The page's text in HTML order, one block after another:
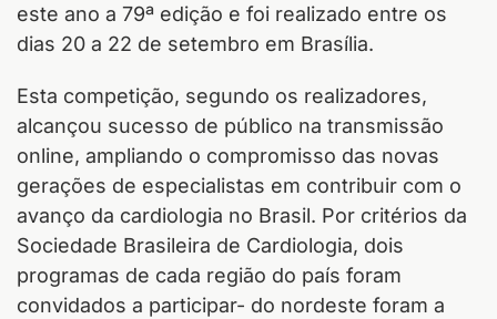
este ano a 79ª edição e foi realizado entre os
dias 20 a 22 de setembro em Brasília.
Esta competição, segundo os realizadores,
alcançou sucesso de público na transmissão
online, ampliando o compromisso das novas
gerações de especialistas em contribuir com o
avanço da cardiologia no Brasil. Por critérios da
Sociedade Brasileira de Cardiologia, dois
programas de cada região do país foram
convidados a participar- do nordeste foram a